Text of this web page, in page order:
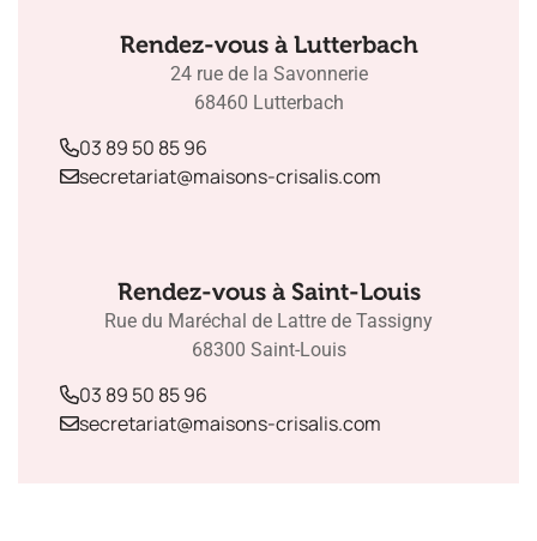
Rendez-vous à Lutterbach
24 rue de la Savonnerie
68460 Lutterbach
03 89 50 85 96
secretariat@maisons-crisalis.com
Rendez-vous à Saint-Louis
Rue du Maréchal de Lattre de Tassigny
68300 Saint-Louis
03 89 50 85 96
secretariat@maisons-crisalis.com